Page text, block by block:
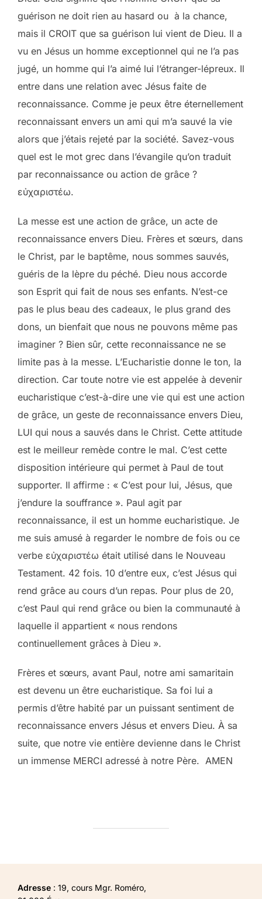
guérison ne doit rien au hasard ou à la chance,
mais il CROIT que sa guérison lui vient de Dieu. Il a
vu en Jésus un homme exceptionnel qui ne l’a pas
jugé, un homme qui l’a aimé lui l’étranger-lépreux. Il
entre dans une relation avec Jésus faite de
reconnaissance. Comme je peux être éternellement
reconnaissant envers un ami qui m’a sauvé la vie
alors que j’étais rejeté par la société. Savez-vous
quel est le mot grec dans l’évangile qu’on traduit
par reconnaissance ou action de grâce ?
εὐχαριστέω.
La messe est une action de grâce, un acte de
reconnaissance envers Dieu. Frères et sœurs, dans
le Christ, par le baptême, nous sommes sauvés,
guéris de la lèpre du péché. Dieu nous accorde
son Esprit qui fait de nous ses enfants. N’est-ce
pas le plus beau des cadeaux, le plus grand des
dons, un bienfait que nous ne pouvons même pas
imaginer ? Bien sûr, cette reconnaissance ne se
limite pas à la messe. L’Eucharistie donne le ton, la
direction. Car toute notre vie est appelée à devenir
eucharistique c’est-à-dire une vie qui est une action
de grâce, un geste de reconnaissance envers Dieu,
LUI qui nous a sauvés dans le Christ. Cette attitude
est le meilleur remède contre le mal. C’est cette
disposition intérieure qui permet à Paul de tout
supporter. Il affirme : « C’est pour lui, Jésus, que
j’endure la souffrance ». Paul agit par
reconnaissance, il est un homme eucharistique. Je
me suis amusé à regarder le nombre de fois ou ce
verbe εὐχαριστέω était utilisé dans le Nouveau
Testament. 42 fois. 10 d’entre eux, c’est Jésus qui
rend grâce au cours d’un repas. Pour plus de 20,
c’est Paul qui rend grâce ou bien la communauté à
laquelle il appartient « nous rendons
continuellement grâces à Dieu ».
Frères et sœurs, avant Paul, notre ami samaritain
est devenu un être eucharistique. Sa foi lui a
permis d’être habité par un puissant sentiment de
reconnaissance envers Jésus et envers Dieu. À sa
suite, que notre vie entière devienne dans le Christ
un immense MERCI adressé à notre Père. AMEN
Adresse : 19, cours Mgr. Roméro,